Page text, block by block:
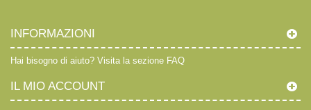
INFORMAZIONI
Hai bisogno di aiuto? Visita la sezione FAQ
IL MIO ACCOUNT